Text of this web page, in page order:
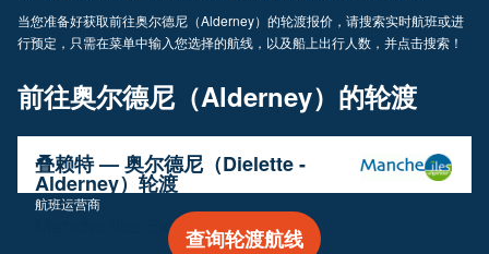
当您准备好获取前往奥尔德尼（Alderney）的轮渡报价，请搜索实时航班或进
行预定，只需在菜单中输入您选择的航线，以及船上出行人数，并点击搜索！
前往奥尔德尼（Alderney）的轮渡
叠赖特 — 奥尔德尼（Dielette -
Alderney）轮渡
航班运营商
Manche Iles Express查询轮渡航线